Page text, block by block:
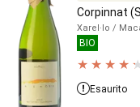
Corpinnat
Xarel·lo /
BIO
Esaurito